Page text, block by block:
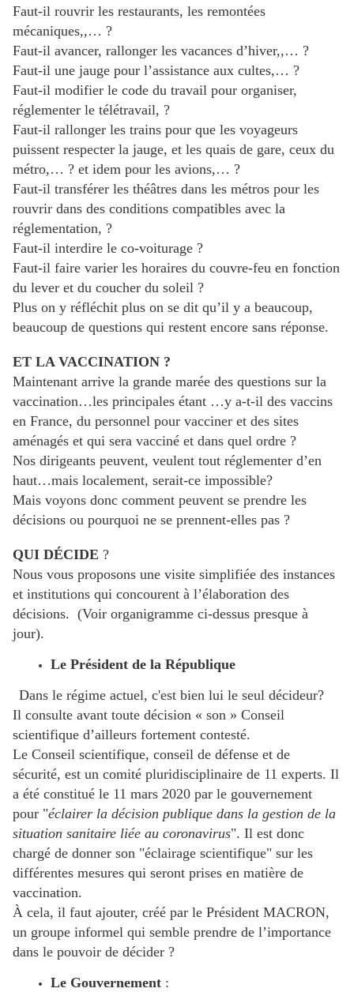
Faut-il rouvrir les restaurants, les remontées
mécaniques,,… ?
Faut-il avancer, rallonger les vacances d’hiver,,… ?
Faut-il une jauge pour l’assistance aux cultes,… ?
Faut-il modifier le code du travail pour organiser,
réglementer le télétravail, ?
Faut-il rallonger les trains pour que les voyageurs
puissent respecter la jauge, et les quais de gare, ceux du
métro,… ? et idem pour les avions,… ?
Faut-il transférer les théâtres dans les métros pour les
rouvrir dans des conditions compatibles avec la
réglementation, ?
Faut-il interdire le co-voiturage ?
Faut-il faire varier les horaires du couvre-feu en fonction
du lever et du coucher du soleil ?
Plus on y réfléchit plus on se dit qu’il y a beaucoup,
beaucoup de questions qui restent encore sans réponse.
ET LA VACCINATION ?
Maintenant arrive la grande marée des questions sur la
vaccination…les principales étant …y a-t-il des vaccins
en France, du personnel pour vacciner et des sites
aménagés et qui sera vacciné et dans quel ordre ?
Nos dirigeants peuvent, veulent tout réglementer d’en
haut…mais localement, serait-ce impossible?
Mais voyons donc comment peuvent se prendre les
décisions ou pourquoi ne se prennent-elles pas ?
QUI DÉCIDE ?
Nous vous proposons une visite simplifiée des instances
et institutions qui concourent à l’élaboration des
décisions. (Voir organigramme ci-dessus presque à
jour).
Le Président de la République
Dans le régime actuel, c'est bien lui le seul décideur?
Il consulte avant toute décision « son » Conseil
scientifique d’ailleurs fortement contesté.
Le Conseil scientifique, conseil de défense et de
sécurité, est un comité pluridisciplinaire de 11 experts. Il
a été constitué le 11 mars 2020 par le gouvernement
pour "éclairer la décision publique dans la gestion de la
situation sanitaire liée au coronavirus". Il est donc
chargé de donner son "éclairage scientifique" sur les
différentes mesures qui seront prises en matière de
vaccination.
À cela, il faut ajouter, créé par le Président MACRON,
un groupe informel qui semble prendre de l’importance
dans le pouvoir de décider ?
Le Gouvernement :